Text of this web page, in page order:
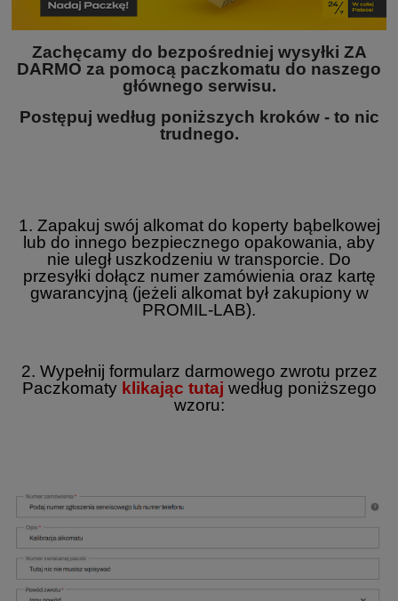
Zachęcamy do bezpośredniej wysyłki ZA
DARMO za pomocą paczkomatu do naszego
głównego serwisu.
Postępuj według poniższych kroków - to nic
trudnego.
1. Zapakuj swój alkomat do koperty bąbelkowej
lub do innego bezpiecznego opakowania, aby
nie uległ uszkodzeniu w transporcie. Do
przesyłki dołącz numer zamówienia oraz kartę
gwarancyjną (jeżeli alkomat był zakupiony w
PROMIL-LAB).
2. Wypełnij formularz darmowego zwrotu przez
Paczkomaty klikając tutaj według poniższego
wzoru: